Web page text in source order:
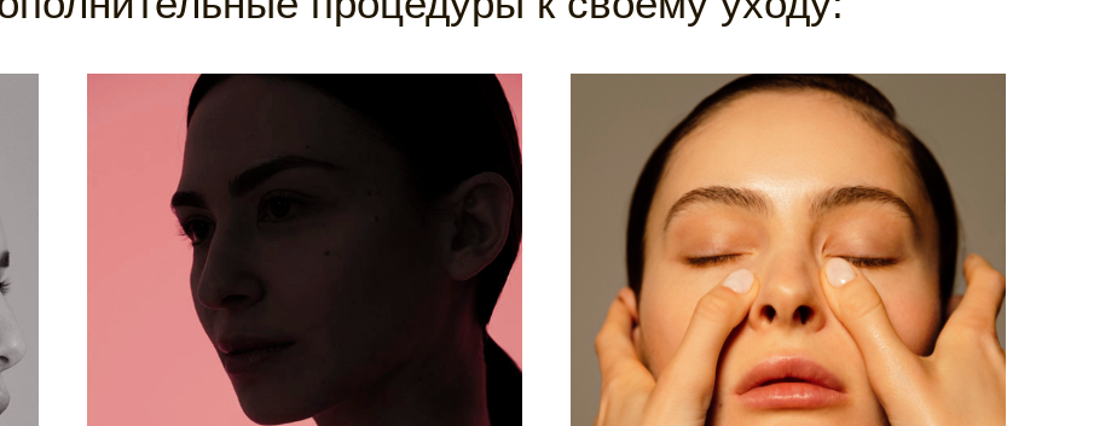
Фотодинамическая LED-терапия
ПОДРОБНЕЕ
МАССАЖ
Выберите подходящий вам массаж с
косметологом
ПОДРОБНЕЕ